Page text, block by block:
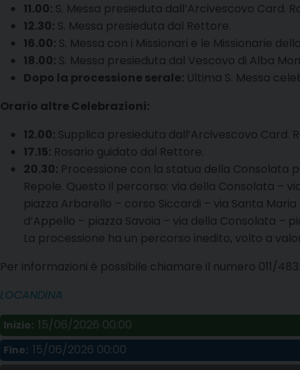
11.00: S. Messa presieduta dall’Arcivescovo Card.
12.30: S. Messa presieduta dal Rettore.
16.00: S. Messa con i Missionari e le Missionarie
18.00: S. Messa presieduta dal Vescovo di Alba
Dopo la processione serale: Ultima S. Messa
Orario altre Celebrazioni:
12.00: Supplica presieduta dall’Arcivescovo Card.
17.15: Rosario guidato dal Rettore.
20.30: Processione con la statua della Consolata
Repole. Questo il percorso: via della Consolata –
piazza Arbarello – corso Siccardi – via Santa
d’Appello – piazza Savoia – via della Consolata –
La processione ha un percorso inedito, volto a
Per informazioni è possibile chiamare il numero 011/
LOCANDINA
Inizio: 15/06/2026 00:00
Fine: 15/06/2026 00:00